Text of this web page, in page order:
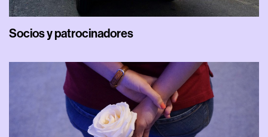
Socios y patrocinadores